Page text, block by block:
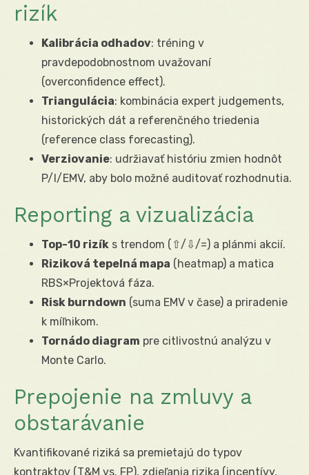
rizík
Kalibrácia odhadov: tréning v
pravdepodobnostnom uvažovaní
(overconfidence effect).
Triangulácia: kombinácia expert judgements,
historických dát a referenčného triedenia
(reference class forecasting).
Verziovanie: udržiavať históriu zmien hodnôt
P/I/EMV, aby bolo možné auditovať rozhodnutia.
Reporting a vizualizácia
Top-10 rizík s trendom (⇧/⇩/=) a plánmi akcií.
Riziková tepelná mapa (heatmap) a matica
RBS×Projektová fáza.
Risk burndown (suma EMV v čase) a priradenie
k míľnikom.
Tornádo diagram pre citlivostnú analýzu v
Monte Carlo.
Prepojenie na zmluvy a
obstarávanie
Kvantifikované riziká sa premietajú do typov
kontraktov (T&M vs. FP), zdieľania rizika (incentívy,